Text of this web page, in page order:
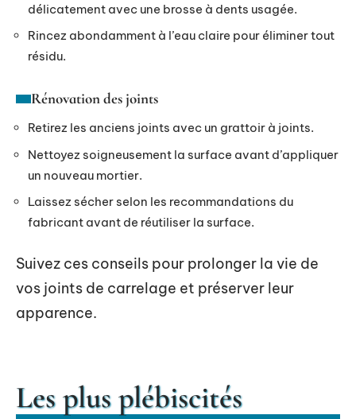
délicatement avec une brosse à dents usagée.
Rincez abondamment à l’eau claire pour éliminer tout
résidu.
Rénovation des joints
Retirez les anciens joints avec un grattoir à joints.
Nettoyez soigneusement la surface avant d’appliquer
un nouveau mortier.
Laissez sécher selon les recommandations du
fabricant avant de réutiliser la surface.
Suivez ces conseils pour prolonger la vie de
vos joints de carrelage et préserver leur
apparence.
Les plus plébiscités